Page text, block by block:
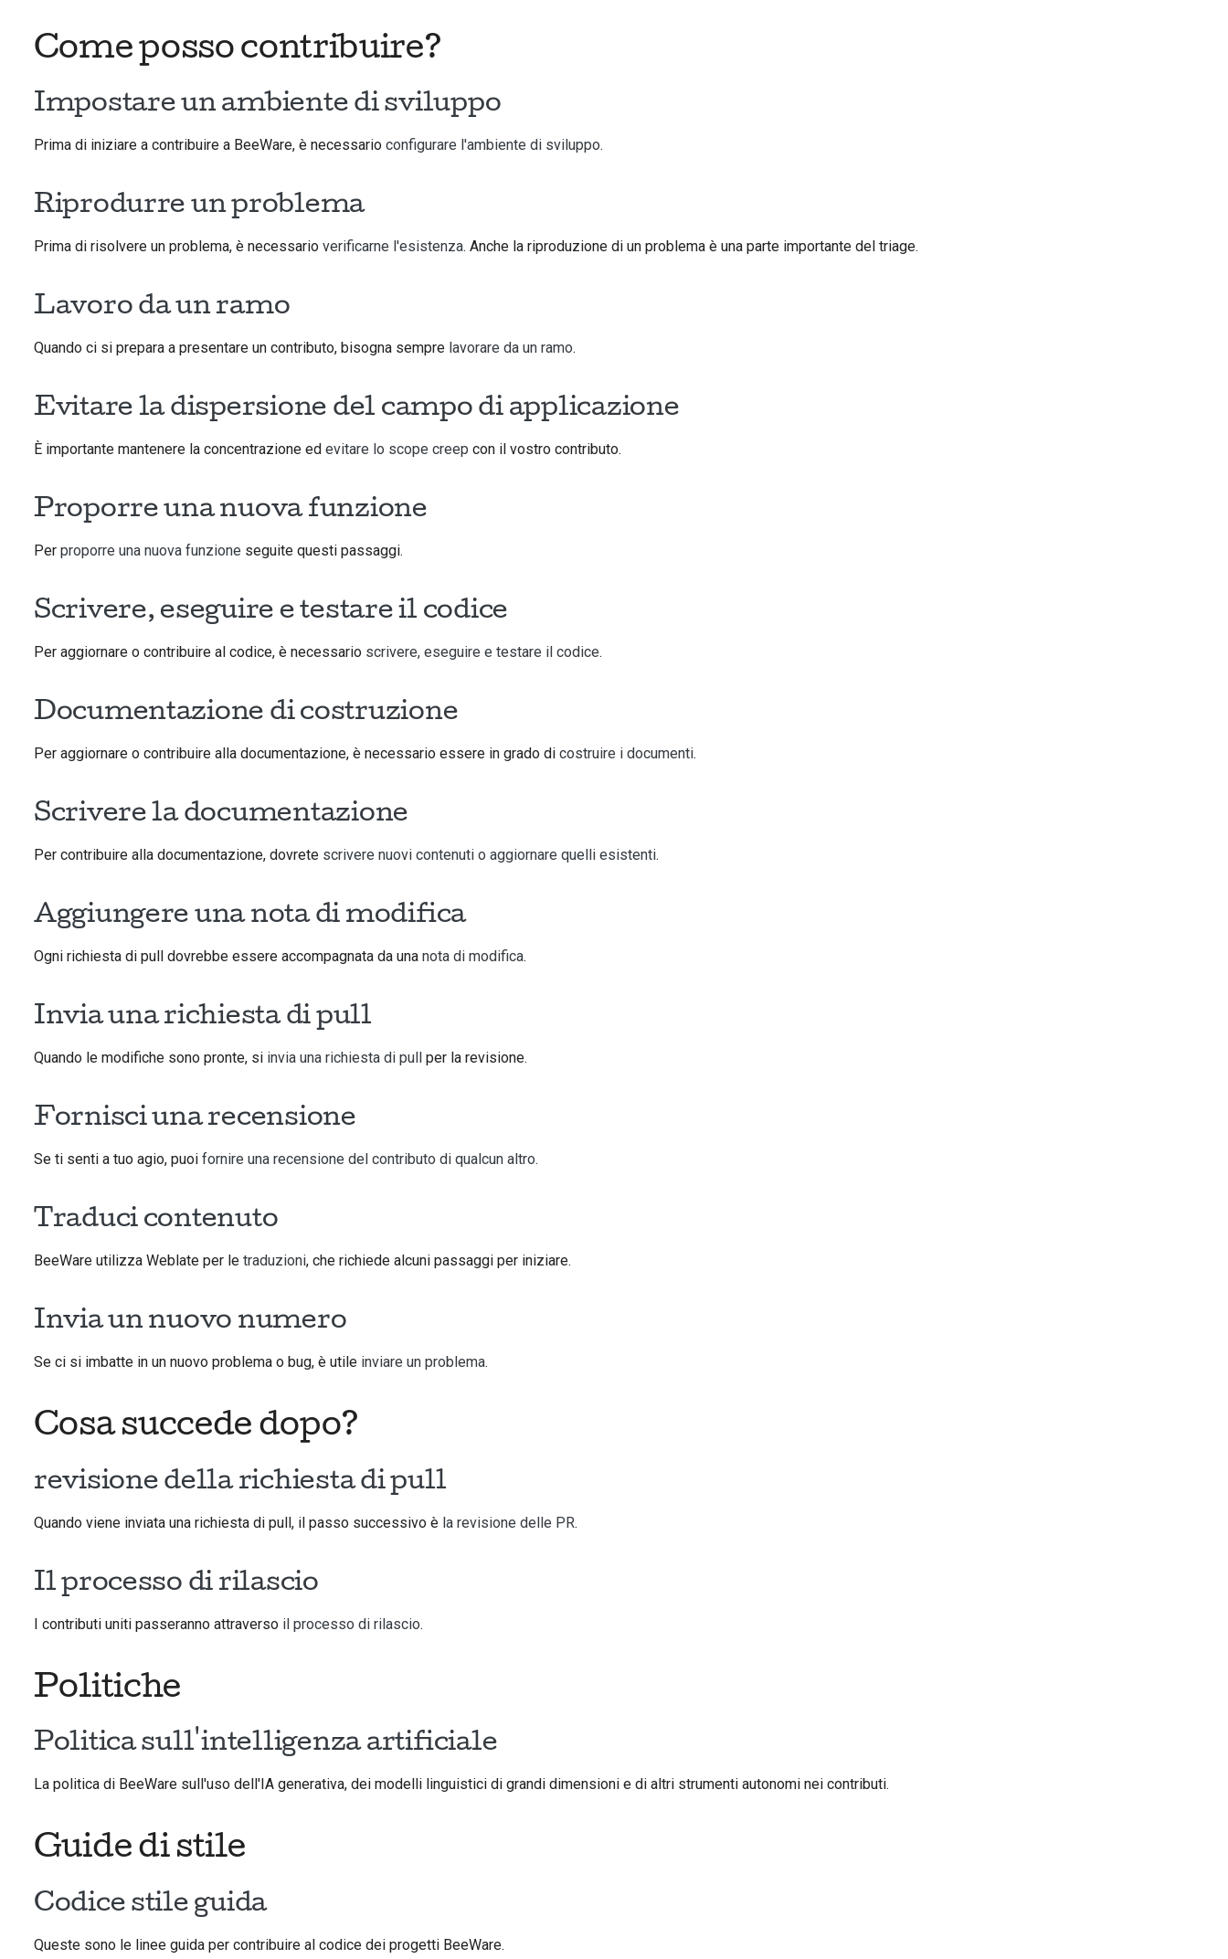
Come posso contribuire?
Impostare un ambiente di sviluppo
Prima di iniziare a contribuire a BeeWare, è necessario configurare l'ambiente di sviluppo.
Riprodurre un problema
Prima di risolvere un problema, è necessario verificarne l'esistenza. Anche la riproduzione di un problema è una parte importante del triage.
Lavoro da un ramo
Quando ci si prepara a presentare un contributo, bisogna sempre lavorare da un ramo.
Evitare la dispersione del campo di applicazione
È importante mantenere la concentrazione ed evitare lo scope creep con il vostro contributo.
Proporre una nuova funzione
Per proporre una nuova funzione seguite questi passaggi.
Scrivere, eseguire e testare il codice
Per aggiornare o contribuire al codice, è necessario scrivere, eseguire e testare il codice.
Documentazione di costruzione
Per aggiornare o contribuire alla documentazione, è necessario essere in grado di costruire i documenti.
Scrivere la documentazione
Per contribuire alla documentazione, dovrete scrivere nuovi contenuti o aggiornare quelli esistenti.
Aggiungere una nota di modifica
Ogni richiesta di pull dovrebbe essere accompagnata da una nota di modifica.
Invia una richiesta di pull
Quando le modifiche sono pronte, si invia una richiesta di pull per la revisione.
Fornisci una recensione
Se ti senti a tuo agio, puoi fornire una recensione del contributo di qualcun altro.
Traduci contenuto
BeeWare utilizza Weblate per le traduzioni, che richiede alcuni passaggi per iniziare.
Invia un nuovo numero
Se ci si imbatte in un nuovo problema o bug, è utile inviare un problema.
Cosa succede dopo?
revisione della richiesta di pull
Quando viene inviata una richiesta di pull, il passo successivo è la revisione delle PR.
Il processo di rilascio
I contributi uniti passeranno attraverso il processo di rilascio.
Politiche
Politica sull'intelligenza artificiale
La politica di BeeWare sull'uso dell'IA generativa, dei modelli linguistici di grandi dimensioni e di altri strumenti autonomi nei contributi.
Guide di stile
Codice stile guida
Queste sono le linee guida per contribuire al codice dei progetti BeeWare.